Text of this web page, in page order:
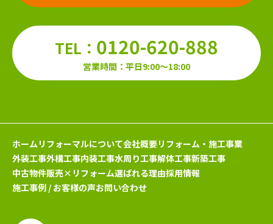
TEL： 0120-620-888
営業時間：平日9:00～18:00
ホーム リフォーマルについて会社概要リフォーム・施工事業
外装工事外構工事内装工事水周り工事解体工事新築工事
中古物件販売×リフォーム選ばれる理由採用情報
施工事例 / お客様の声お問い合わせ